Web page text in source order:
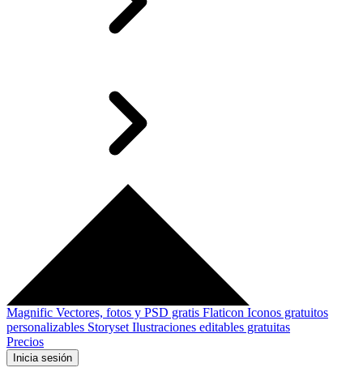
Magnific Vectores, fotos y PSD gratis Flaticon Iconos gratuitos
personalizables Storyset Ilustraciones editables gratuitas
Precios
Inicia sesión